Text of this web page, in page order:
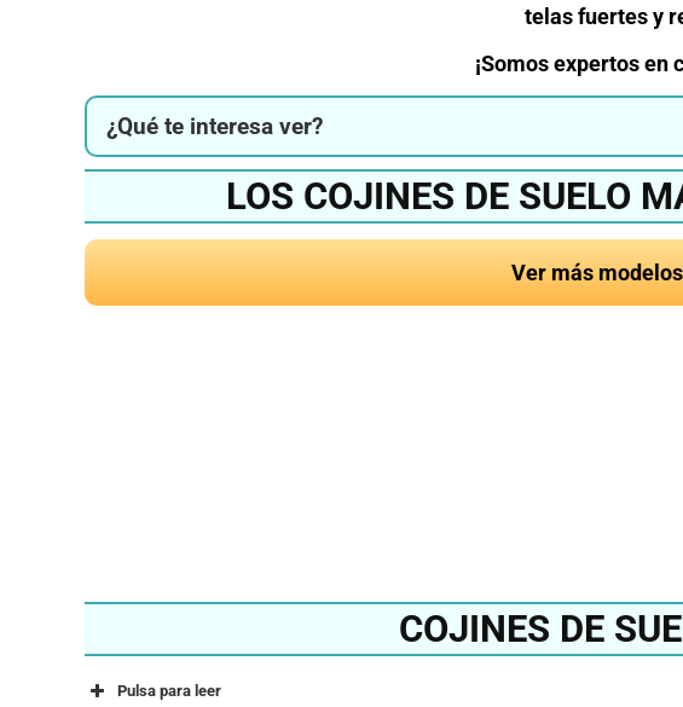
telas fuertes y
¡Somos expertos en
¿Qué te interesa ver?
LOS COJINES DE SUELO
Ver más
COJINES DE
Pulsa para leer